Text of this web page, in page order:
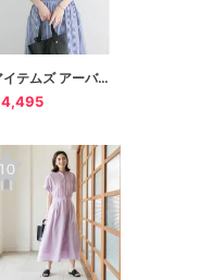
アイテムズ アーバンリサーチ
4,495